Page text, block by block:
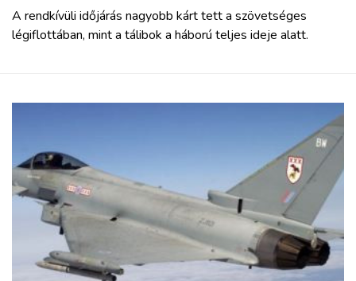
A rendkívüli időjárás nagyobb kárt tett a szövetséges
légiflottában, mint a tálibok a háború teljes ideje alatt.